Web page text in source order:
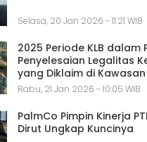
Selasa, 20 Jan 2026 - 11:21 WIB
2025 Periode KLB dalam
Penyelesaian Legalitas
yang Diklaim di
Rabu, 21 Jan 2026 - 10:05 WIB
PalmCo Pimpin Kinerja
Dirut Ungkap Kuncinya